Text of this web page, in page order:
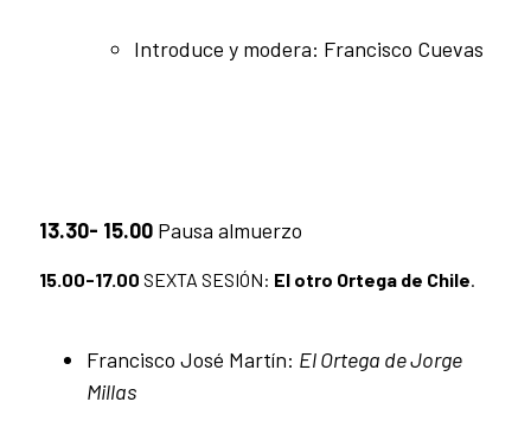
Introduce y modera: Francisco Cuevas
13.30- 15.00 Pausa almuerzo
15.00-17.00 SEXTA SESIÓN: El otro Ortega de Chile.
Francisco José Martín: El Ortega de Jorge
Millas